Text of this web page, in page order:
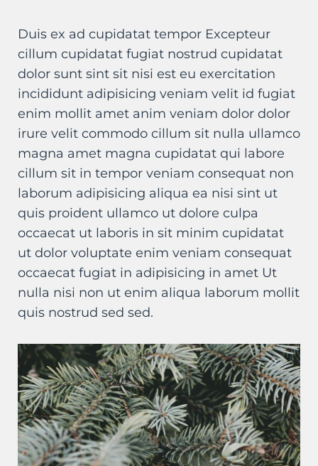
Duis ex ad cupidatat tempor Excepteur
cillum cupidatat fugiat nostrud cupidatat
dolor sunt sint sit nisi est eu exercitation
incididunt adipisicing veniam velit id fugiat
enim mollit amet anim veniam dolor dolor
irure velit commodo cillum sit nulla ullamco
magna amet magna cupidatat qui labore
cillum sit in tempor veniam consequat non
laborum adipisicing aliqua ea nisi sint ut
quis proident ullamco ut dolore culpa
occaecat ut laboris in sit minim cupidatat
ut dolor voluptate enim veniam consequat
occaecat fugiat in adipisicing in amet Ut
nulla nisi non ut enim aliqua laborum mollit
quis nostrud sed sed.